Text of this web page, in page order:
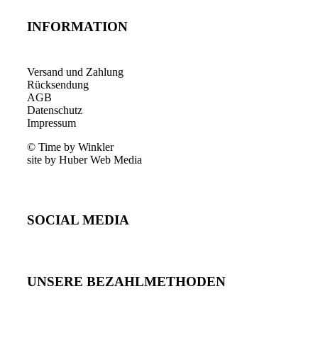
INFORMATION
Versand und Zahlung
Rücksendung
AGB
Datenschutz
Impressum
© Time by Winkler
site by Huber Web Media
SOCIAL MEDIA
UNSERE BEZAHLMETHODEN